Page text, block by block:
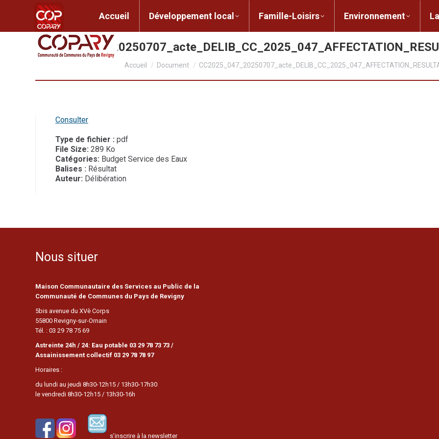
Accueil Développement local Famille-Loisirs Environnement
Accueil Document
Consulter
Type de fichier : pdf
File Size: 289 Ko
Catégories: Budget Service des Eaux
Balises : Résultat
Auteur: Délibération
Nous situer
Maison Communautaire des Services au Public de la
Communauté de Communes du Pays de Revigny
5bis avenue du XVè Corps
55800 Revigny-sur-Ornain
Tél. : 03 29 78 75 69
Astreinte 24h / 24: Eau potable 03 29 78 73 73 /
Assainissement collectif 03 29 78 78 97
Horaires :
du lundi au jeudi 8h30-12h15 / 13h30-17h30
le vendredi 8h30-12h15 / 13h30-16h
s’inscrire à la newsletter
Accueil Développement local Famille-Loisirs Environnement